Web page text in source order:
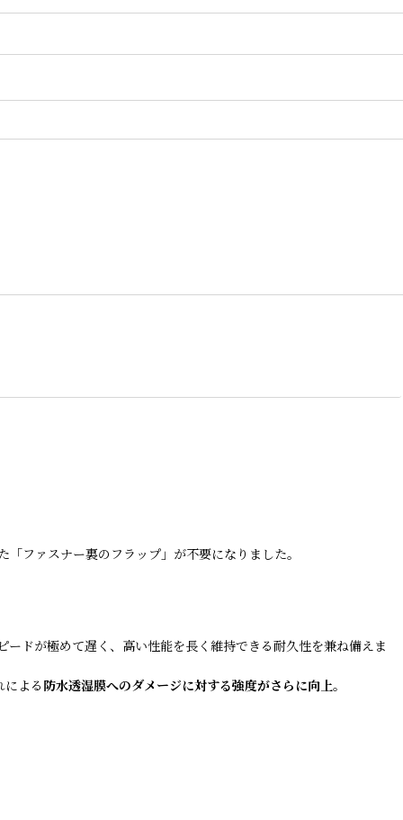
ファスナー裏のフラップ」が不要になりました。
ドが極めて遅く、高い性能を長く維持できる耐久性を兼ね備えま
よる 防水透湿膜へのダメージに対する強度がさらに向上。